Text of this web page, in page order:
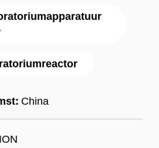
China